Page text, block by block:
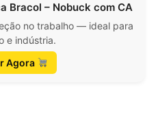
Bracol – Nobuck com CA
no trabalho — ideal para
e indústria.
Agora